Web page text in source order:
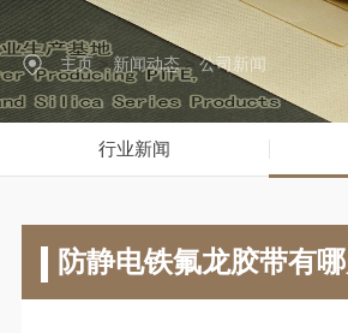
产品中心
行业应用
新闻动态
主页> 新闻动态>公司新闻
行业新闻
防静电铁氟龙胶带有